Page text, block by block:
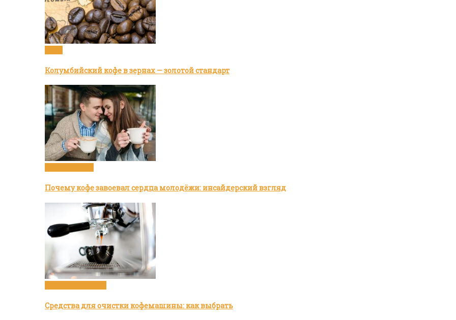
Колумбийский кофе в зернах — золотой стандарт
Почему кофе завоевал сердца молодёжи: инсайдерский взгляд
Средства для очистки кофемашины: как выбрать